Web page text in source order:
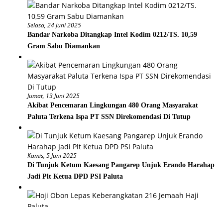
Selasa, 24 Juni 2025
Bandar Narkoba Ditangkap Intel Kodim 0212/TS. 10,59
Gram Sabu Diamankan
Jumat, 13 Juni 2025
Akibat Pencemaran Lingkungan 480 Orang Masyarakat
Paluta Terkena Ispa PT SSN Direkomendasi Di Tutup
Kamis, 5 Juni 2025
Di Tunjuk Ketum Kaesang Pangarep Unjuk Erando Harahap
Jadi Plt Ketua DPD PSI Paluta